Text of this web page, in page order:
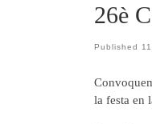
26è
Published
la festa en